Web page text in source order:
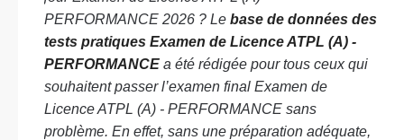
PERFORMANCE 2026 ? Le base de données des
tests pratiques Examen de Licence ATPL (A) -
PERFORMANCE a été rédigée pour tous ceux qui
souhaitent passer l’examen final Examen de
Licence ATPL (A) - PERFORMANCE sans
problème. En effet, sans une préparation adéquate,